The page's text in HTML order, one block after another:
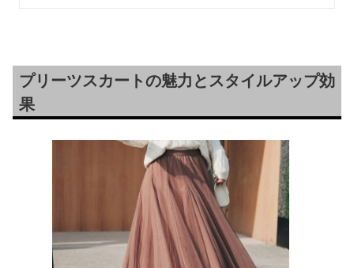
プリーツスカートの魅力とスタイルアップ効
果